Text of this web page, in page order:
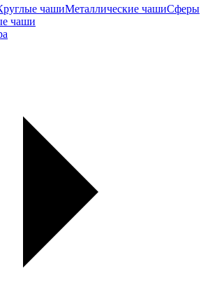
чашиМеталлические чашиСферы
чаши